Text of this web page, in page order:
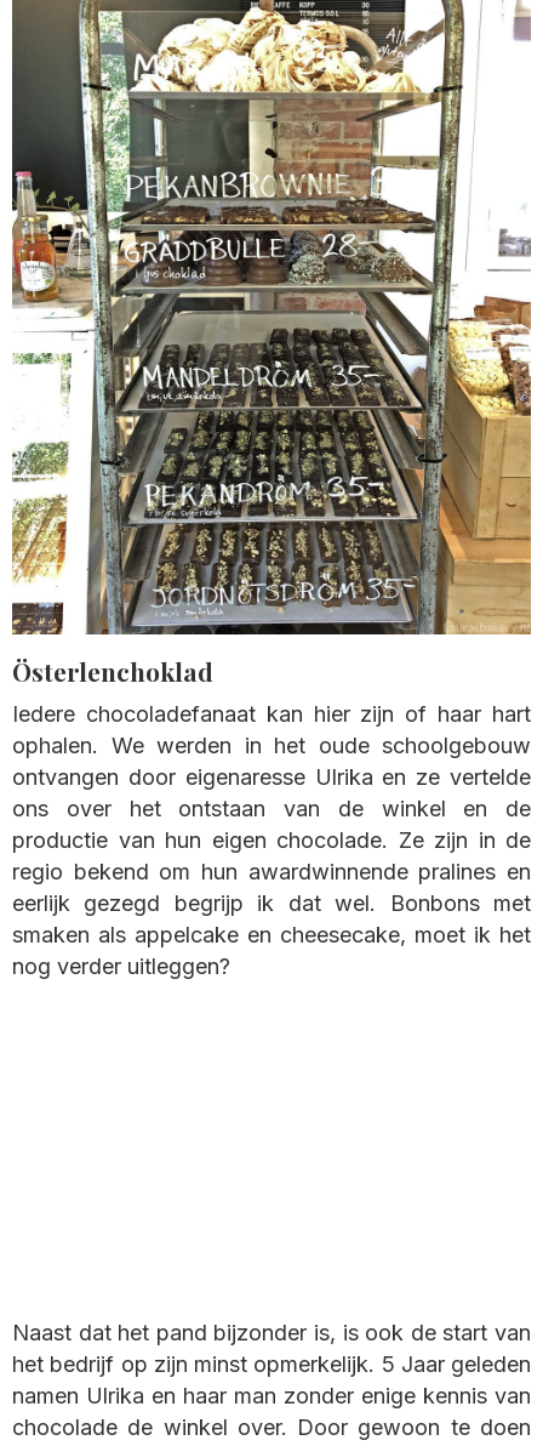
Österlenchoklad
Iedere chocoladefanaat kan hier zijn of haar hart
ophalen. We werden in het oude schoolgebouw
ontvangen door eigenaresse Ulrika en ze vertelde
ons over het ontstaan van de winkel en de
productie van hun eigen chocolade. Ze zijn in de
regio bekend om hun awardwinnende pralines en
eerlijk gezegd begrijp ik dat wel. Bonbons met
smaken als appelcake en cheesecake, moet ik het
nog verder uitleggen?
Naast dat het pand bijzonder is, is ook de start van
het bedrijf op zijn minst opmerkelijk. 5 Jaar geleden
namen Ulrika en haar man zonder enige kennis van
chocolade de winkel over. Door gewoon te doen